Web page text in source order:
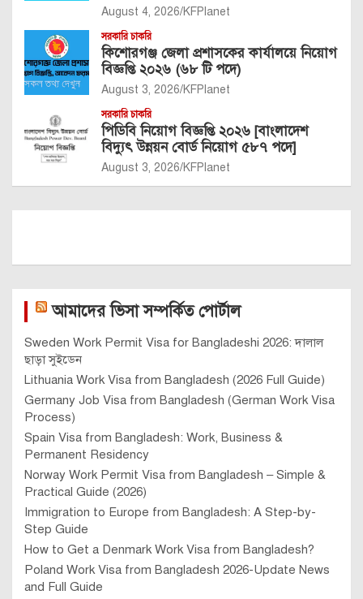
August 4, 2026 KFPlanet
সরকারি চাকরি
কিশোরগঞ্জ জেলা প্রশাসকের কার্যালয়ে নিয়োগ
বিজ্ঞপ্তি ২০২৬ (৬৮ টি পদে)
August 3, 2026 KFPlanet
সরকারি চাকরি
পিডিবি নিয়োগ বিজ্ঞপ্তি ২০২৬ [বাংলাদেশ
বিদ্যুৎ উন্নয়ন বোর্ড নিয়োগ ৫৮৭ পদে]
August 3, 2026 KFPlanet
আমাদের ভিসা সম্পর্কিত পোর্টাল
Sweden Work Permit Visa for Bangladeshi 2026: দালাল
ছাড়া সুইডেন
Lithuania Work Visa from Bangladesh (2026 Full Guide)
Germany Job Visa from Bangladesh (German Work Visa
Process)
Spain Visa from Bangladesh: Work, Business &
Permanent Residency
Norway Work Permit Visa from Bangladesh – Simple &
Practical Guide (2026)
Immigration to Europe from Bangladesh: A Step-by-
Step Guide
How to Get a Denmark Work Visa from Bangladesh?
Poland Work Visa from Bangladesh 2026-Update News
and Full Guide